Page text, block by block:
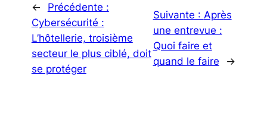
←
Précédente :
Cybersécurité :
L’hôtellerie, troisième
secteur le plus ciblé, doit
se protéger
Suivante : Après
une entrevue :
Quoi faire et
quand le faire
→